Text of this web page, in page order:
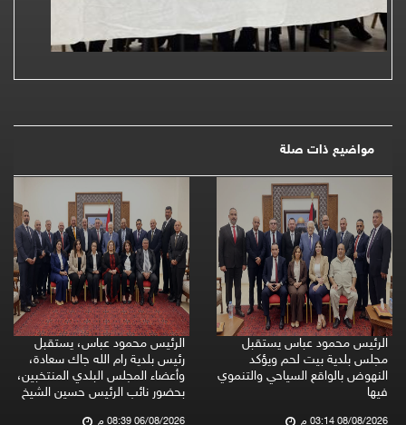
مواضيع ذات صلة
الرئيس محمود عباس يستقبل
مجلس بلدية بيت لحم ويؤكد
النهوض بالواقع السياحي والتنموي
فيها
08/08/2026 03:14 م
الرئيس محمود عباس، يستقبل
رئيس بلدية رام الله جاك سعادة،
وأعضاء المجلس البلدي المنتخبين،
بحضور نائب الرئيس حسين الشيخ
06/08/2026 08:39 م